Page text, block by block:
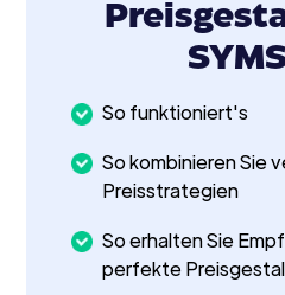
So funktioniert's
So kombinieren Sie
Preisstrategien
So erhalten Sie
perfekte